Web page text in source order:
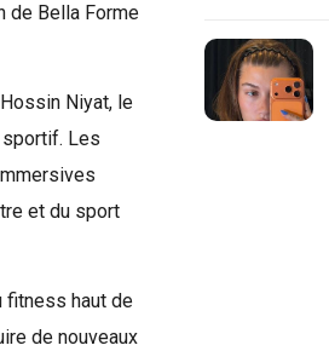
de Bella Forme
Niyat, le
sportif. Les
et du sport
fitness haut de
de nouveaux